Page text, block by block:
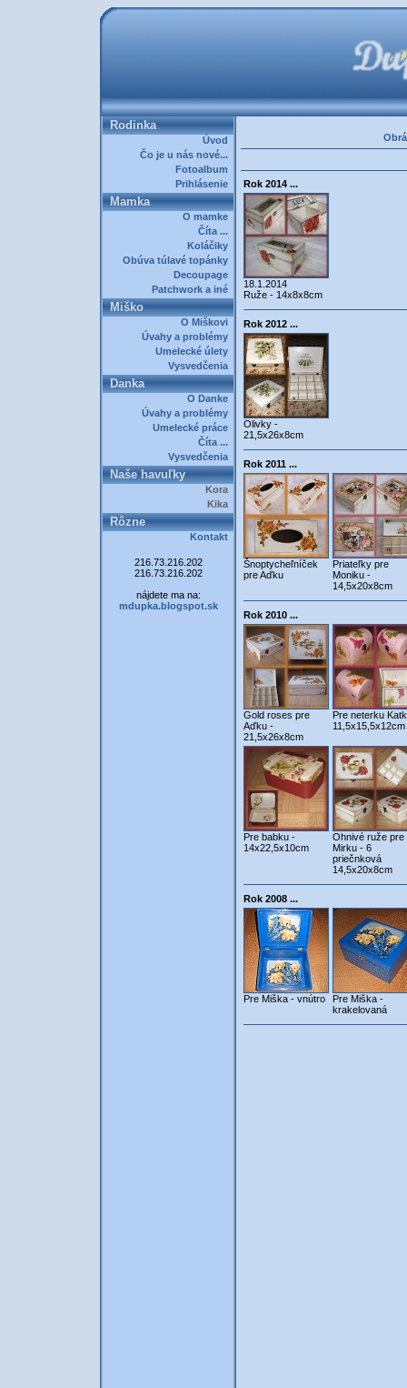
Rodinka
Úvod
Čo je u nás nové...
Fotoalbum
Prihlásenie
Mamka
O mamke
Číta ...
Koláčiky
Obúva túlavé topánky
Decoupage
Patchwork a iné
Miško
O Miškovi
Úvahy a problémy
Umelecké úlety
Vysvedčenia
Danka
O Danke
Úvahy a problémy
Umelecké práce
Číta ...
Vysvedčenia
Naše havuľky
Kora
Kika
Rôzne
Kontakt
216.73.216.202
216.73.216.202
nájdete ma na:
mdupka.blogspot.sk
Rok 2014 ...
18.1.2014
Ruže - 14x8x8cm
Rok 2012 ...
Olivky -
21,5x26x8cm
Rok 2011 ...
Šnoptycheľníček
pre Aďku
Priateľky pre
Moniku -
14,5x20x8cm
Rok 2010 ...
Gold roses pre
Aďku -
21,5x26x8cm
Pre neterku
11,5x15,5x12cm
Pre babku -
14x22,5x10cm
Ohnivé ruže pre
Mirku - 6
priečnková
14,5x20x8cm
Rok 2008 ...
Pre Miška - vnútro
Pre Miška -
krakelovaná